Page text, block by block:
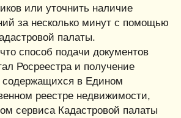
или уточнить наличие
за несколько минут с помощью
палаты.
способ подачи документов
Росреестра и получение
содержащихся в Едином
реестре недвижимости,
сервиса Кадастровой палаты